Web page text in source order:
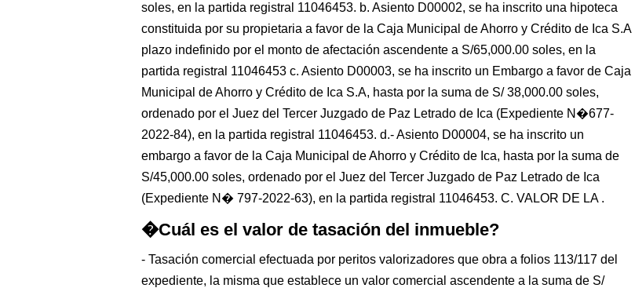
soles, en la partida registral 11046453. b. Asiento D00002, se ha inscrito una hipoteca
constituida por su propietaria a favor de la Caja Municipal de Ahorro y Crédito de Ica S.A
plazo indefinido por el monto de afectación ascendente a S/65,000.00 soles, en la
partida registral 11046453 c. Asiento D00003, se ha inscrito un Embargo a favor de Caja
Municipal de Ahorro y Crédito de Ica S.A, hasta por la suma de S/ 38,000.00 soles,
ordenado por el Juez del Tercer Juzgado de Paz Letrado de Ica (Expediente N�677-
2022-84), en la partida registral 11046453. d.- Asiento D00004, se ha inscrito un
embargo a favor de la Caja Municipal de Ahorro y Crédito de Ica, hasta por la suma de
S/45,000.00 soles, ordenado por el Juez del Tercer Juzgado de Paz Letrado de Ica
(Expediente N� 797-2022-63), en la partida registral 11046453. C. VALOR DE LA .
�Cuál es el valor de tasación del inmueble?
- Tasación comercial efectuada por peritos valorizadores que obra a folios 113/117 del
expediente, la misma que establece un valor comercial ascendente a la suma de S/